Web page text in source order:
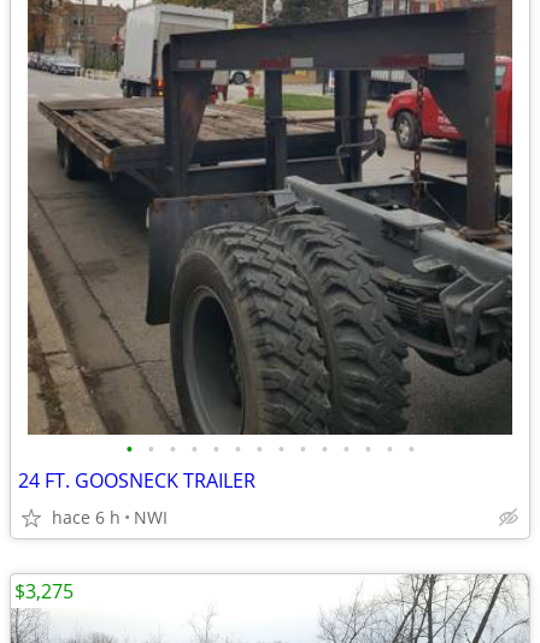
• • • • • • • • • • • • • •
24 FT. GOOSNECK TRAILER
hace 6 h NWI
$3,275